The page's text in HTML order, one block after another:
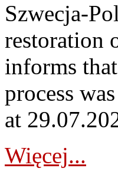
Szwecja-
restoration
informs
process
at
Więcej...